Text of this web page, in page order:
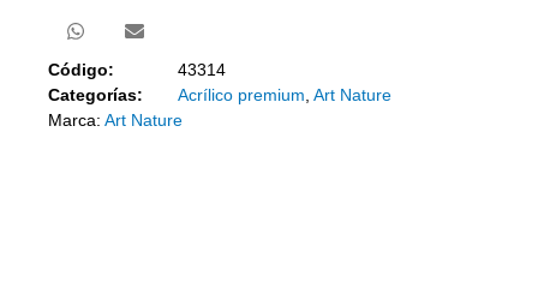
Código:
43314
Categorías:
Acrílico premium Art Nature
Marca: Art Nature